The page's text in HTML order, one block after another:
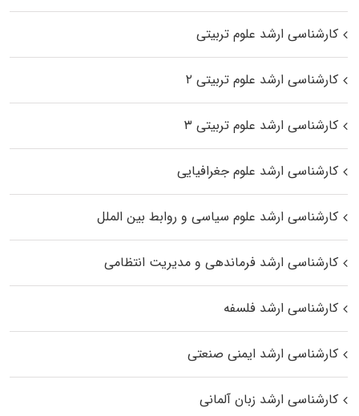
کارشناسی ارشد علوم تربیتی
کارشناسی ارشد علوم تربیتی ۲
کارشناسی ارشد علوم تربیتی ۳
کارشناسی ارشد علوم جغرافیایی
کارشناسی ارشد علوم سیاسی و روابط بین الملل
کارشناسی ارشد فرماندهی و مدیریت انتظامی
کارشناسی ارشد فلسفه
کارشناسی ارشد ایمنی صنعتی
کارشناسی ارشد زبان آلمانی